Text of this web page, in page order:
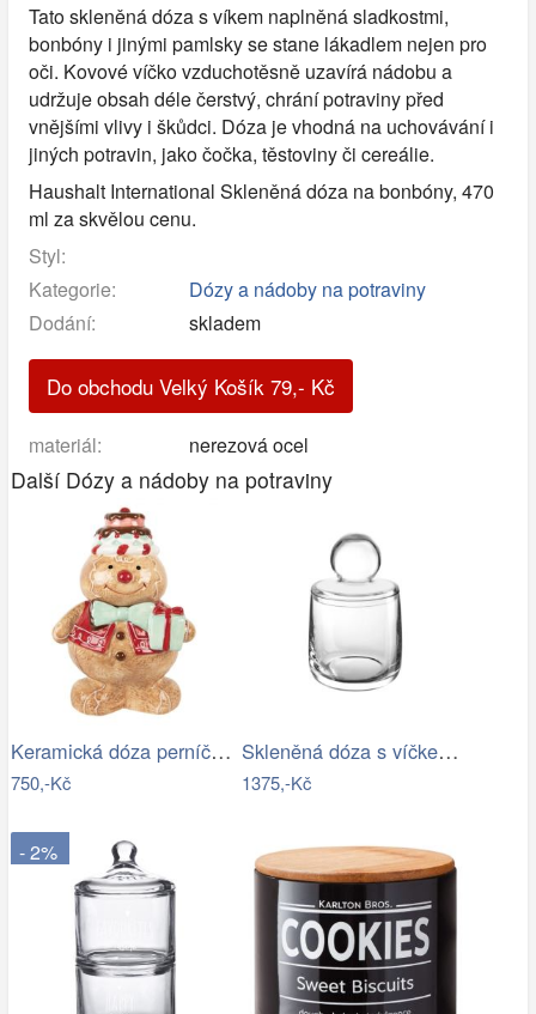
Tato skleněná dóza s víkem naplněná sladkostmi,
bonbóny i jinými pamlsky se stane lákadlem nejen pro
oči. Kovové víčko vzduchotěsně uzavírá nádobu a
udržuje obsah déle čerstvý, chrání potraviny před
vnějšími vlivy i škůdci. Dóza je vhodná na uchovávání i
jiných potravin, jako čočka, těstoviny či cereálie.
Haushalt International Skleněná dóza na bonbóny, 470
ml za skvělou cenu.
Styl:
Kategorie:
Dózy a nádoby na potraviny
Dodání:
skladem
Do obchodu Velký Košík 79,- Kč
materiál: nerezová ocel
Další Dózy a nádoby na potraviny
Keramická dóza perníček Gingerbread Man…
750,-Kč
Skleněná dóza s víčkem výška 21,2 cm…
1375,-Kč
- 2%